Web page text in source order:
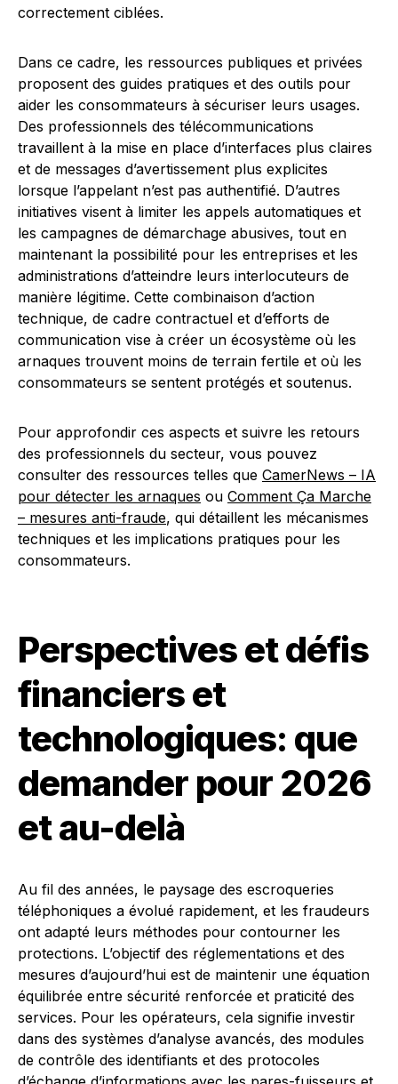
correctement ciblées.
Dans ce cadre, les ressources publiques et privées
proposent des guides pratiques et des outils pour
aider les consommateurs à sécuriser leurs usages.
Des professionnels des télécommunications
travaillent à la mise en place d’interfaces plus claires
et de messages d’avertissement plus explicites
lorsque l’appelant n’est pas authentifié. D’autres
initiatives visent à limiter les appels automatiques et
les campagnes de démarchage abusives, tout en
maintenant la possibilité pour les entreprises et les
administrations d’atteindre leurs interlocuteurs de
manière légitime. Cette combinaison d’action
technique, de cadre contractuel et d’efforts de
communication vise à créer un écosystème où les
arnaques trouvent moins de terrain fertile et où les
consommateurs se sentent protégés et soutenus.
Pour approfondir ces aspects et suivre les retours
des professionnels du secteur, vous pouvez
consulter des ressources telles que CamerNews – IA
pour détecter les arnaques ou Comment Ça Marche
– mesures anti-fraude, qui détaillent les mécanismes
techniques et les implications pratiques pour les
consommateurs.
Perspectives et défis
financiers et
technologiques: que
demander pour 2026
et au-delà
Au fil des années, le paysage des escroqueries
téléphoniques a évolué rapidement, et les fraudeurs
ont adapté leurs méthodes pour contourner les
protections. L’objectif des réglementations et des
mesures d’aujourd’hui est de maintenir une équation
équilibrée entre sécurité renforcée et praticité des
services. Pour les opérateurs, cela signifie investir
dans des systèmes d’analyse avancés, des modules
de contrôle des identifiants et des protocoles